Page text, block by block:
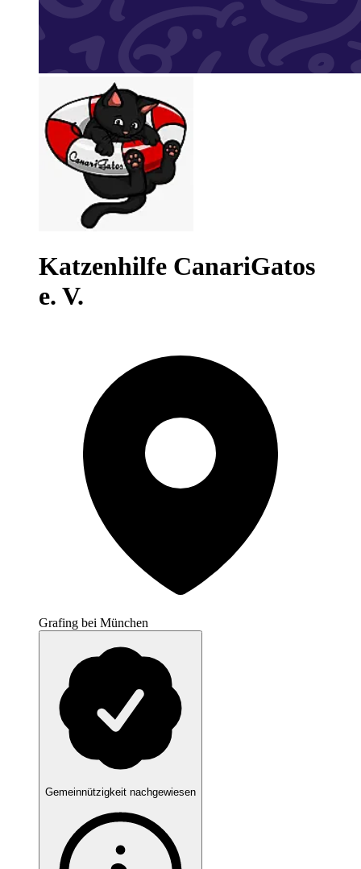
Katzenhilfe CanariGatos
e. V.
Grafing bei München
Gemeinnützigkeit nachgewiesen